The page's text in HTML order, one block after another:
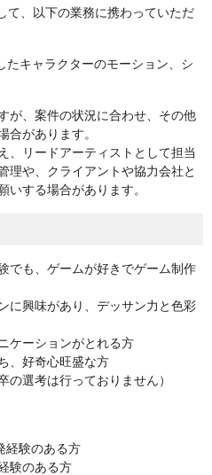
て、以下の業務に携わっていただ
たキャラクターのモーション、シ
が、案件の状況に合わせ、その他
合があります。
、リードアーティストとして担当
理や、クライアントや協力会社と
いする場合があります。
でも、ゲームが好きでゲーム制作
に興味があり、デッサン力と色彩
ケーションがとれる方
、好奇心旺盛な方
の選考は行っておりません）
経験のある方
験のある方